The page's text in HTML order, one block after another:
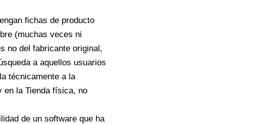
fichas de producto
(muchas veces ni
no del fabricante original,
a aquellos usuarios
técnicamente a la
en la Tienda física, no
de un software que ha